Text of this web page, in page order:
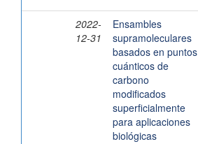
2022-
12-31
Ensambles
supramoleculares
basados en puntos
cuánticos de
carbono
modificados
superficialmente
para aplicaciones
biológicas